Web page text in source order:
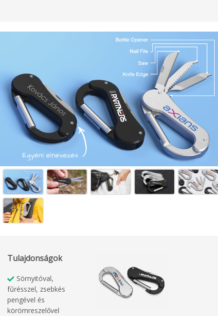
Tulajdonságok
Sörnyitóval,
fűrésszel, zsebkés
pengével és
körömreszelővel